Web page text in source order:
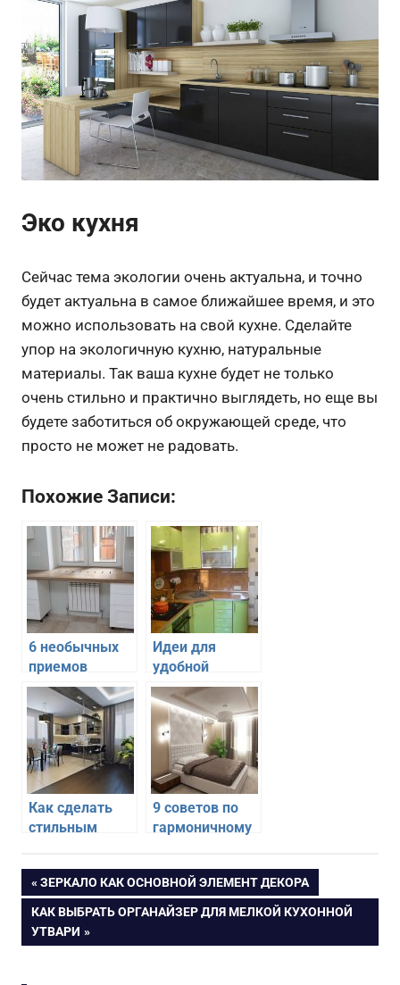
Эко кухня
Сейчас тема экологии очень актуальна, и точно
будет актуальна в самое ближайшее время, и это
можно использовать на свой кухне. Сделайте
упор на экологичную кухню, натуральные
материалы. Так ваша кухне будет не только
очень стильно и практично выглядеть, но еще вы
будете заботиться об окружающей среде, что
просто не может не радовать.
Похожие Записи:
6 необычных
приемов
использования
широкого
подоконника
Идеи для
удобной
угловой
мебели для
кухни
Как сделать
стильным
кухни-гостиной
9 советов по
гармоничному
интерьера
спальни
Навигация
по
ПРЕДЫДУЩАЯ
ЗАПИСЬ:
ЗЕРКАЛО КАК ОСНОВНОЙ ЭЛЕМЕНТ ДЕКОРА
СЛЕДУЮЩАЯ
ЗАПИСЬ:
КАК ВЫБРАТЬ ОРГАНАЙЗЕР ДЛЯ МЕЛКОЙ КУХОННОЙ
УТВАРИ